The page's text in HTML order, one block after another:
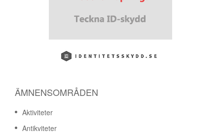
ÄMNENSOMRÅDEN
Aktiviteter
Antikviteter